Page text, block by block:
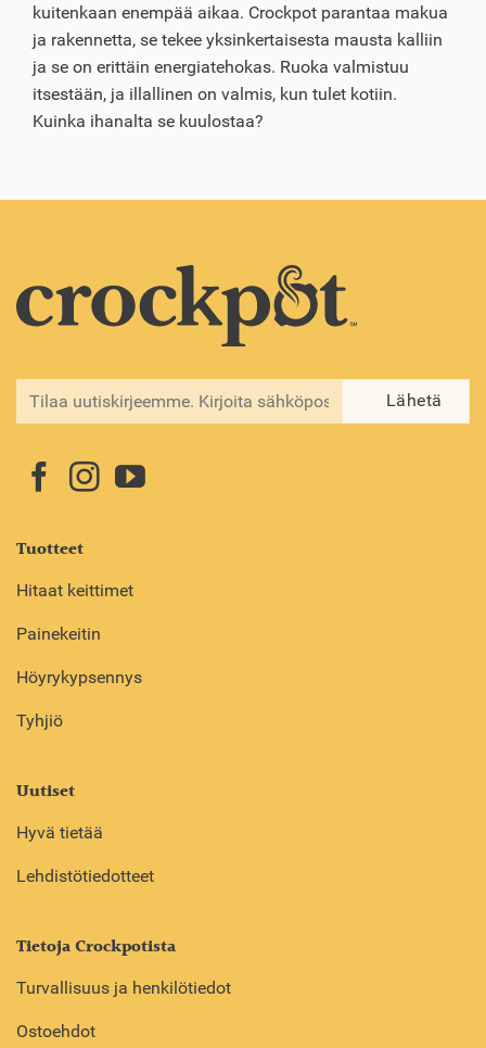
kuitenkaan enempää aikaa. Crockpot parantaa makua
ja rakennetta, se tekee yksinkertaisesta mausta kalliin
ja se on erittäin energiatehokas. Ruoka valmistuu
itsestään, ja illallinen on valmis, kun tulet kotiin.
Kuinka ihanalta se kuulostaa?
Tuotteet
Hitaat keittimet
Painekeitin
Höyrykypsennys
Tyhjiö
Uutiset
Hyvä tietää
Lehdistötiedotteet
Tietoja Crockpotista
Turvallisuus ja henkilötiedot
Ostoehdot